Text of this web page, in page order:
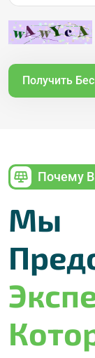
Получить
Почему
Мы